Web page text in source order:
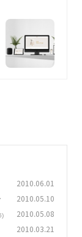
2010.06.01
2010.05.10
2010.05.08
2010.03.21